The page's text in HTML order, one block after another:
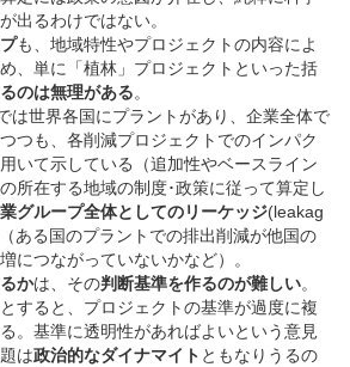
出るわけではない。
も、地域特性やプロジェクトの内容によ
、単に「植林」プロジェクトといった括
のは無理がある。
は世界各国にプラントがあり、企業全体で
つも、各削減プロジェクトでのインパク
いて示している（追加性やベースライン
所在する地域の制度･政策に従って算定し
グループ全体としてのリーケッジ(leakag
ある国のプラントでの排出削減が他国の
につながっていないかなど）。
かは、その判断基準を作るのが難しい。
すると、プロジェクトの基準が過度に複
。基準に透明性があればよいという意見
は政治的なダイナマイト ともなりうるの